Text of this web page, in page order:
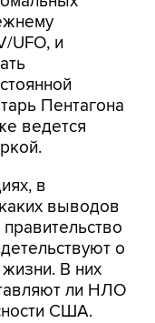
UFO, и
Пентагона
ведется
в
выводов
правительство
о
В них
ли НЛО
США.